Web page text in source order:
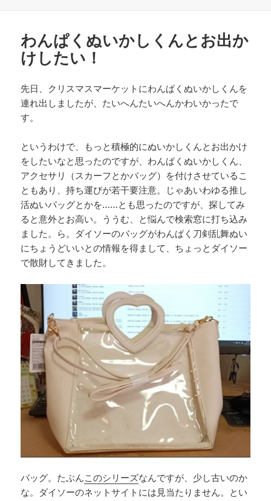
わんぱくぬいかしくんとお出か
けしたい！
先日、クリスマスマーケットにわんぱくぬいかしくんを
連れ出しましたが、たいへんたいへんかわいかったで
す。
というわけで、もっと積極的にぬいかしくんとお出かけ
をしたいなと思ったのですが、わんぱくぬいかしくん、
アクセサリ（スカーフとかバッグ）を付けさせているこ
ともあり、持ち運びが若干要注意。じゃあいわゆる推し
活ぬいバッグとかを……とも思ったのですが、探してみ
ると意外とお高い。ううむ、と悩んで検索窓に打ち込み
ました。ら。ダイソーのバッグがわんぱく刀剣乱舞ぬい
にちょうどいいとの情報を得まして、ちょっとダイソー
で散財してきました。
バッグ。たぶんこのシリーズなんですが、少し古いのか
な。ダイソーのネットサイトには見当たりません。とい